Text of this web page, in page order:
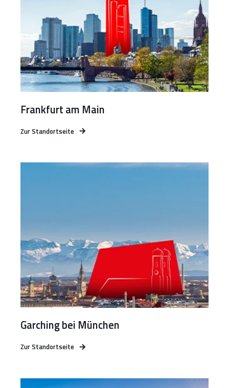
Frankfurt am Main
Zur Standortseite
Garching bei München
Zur Standortseite